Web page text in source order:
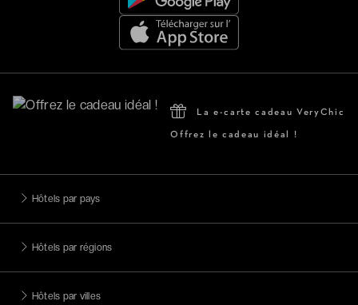
La e-carte cadeau VeryChic
Offrez le cadeau idéal !
Hôtels par pays
Hôtels par régions
Hôtels par villes